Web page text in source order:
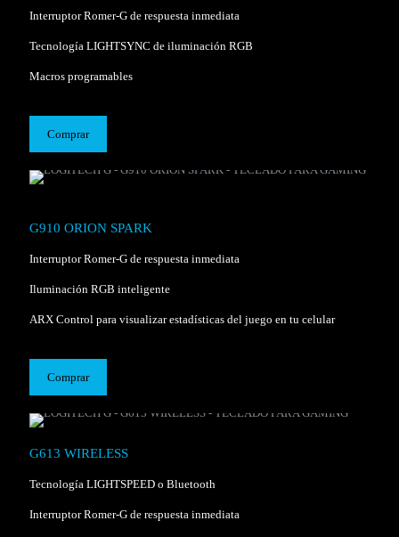
Interruptor Romer-G de respuesta inmediata
Tecnología LIGHTSYNC de iluminación RGB
Macros programables
Comprar
G910 ORION SPARK
Interruptor Romer-G de respuesta inmediata
Iluminación RGB inteligente
ARX Control para visualizar estadísticas del juego en tu celular
Comprar
G613 WIRELESS
Tecnología LIGHTSPEED o Bluetooth
Interruptor Romer-G de respuesta inmediata